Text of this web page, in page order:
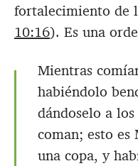
fortalecimiento de
10:16). Es una
Mientras
habiéndolo
dándoselo a
coman; esto es
una copa, y